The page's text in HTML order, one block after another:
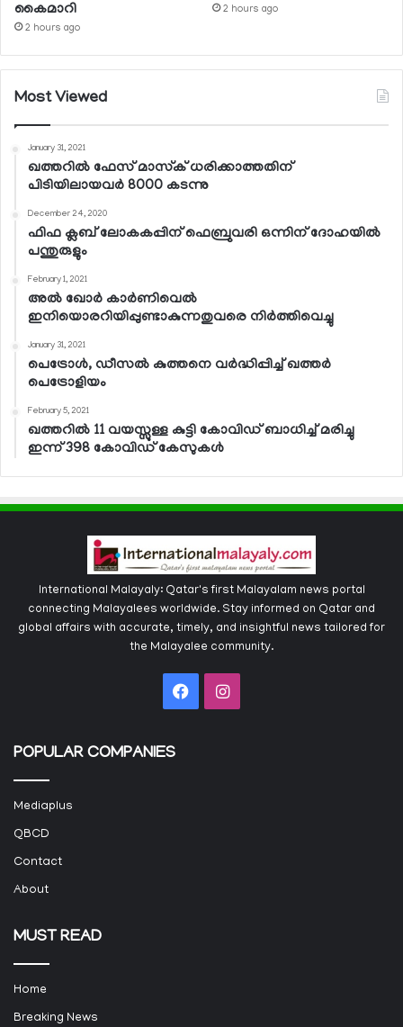
കൈമാറി
2 hours ago
2 hours ago
Most Viewed
January 31, 2021
ഖത്തറില്‍ ഫേസ് മാസ്‌ക് ധരിക്കാത്തതിന്
പിടിയിലായവര്‍ 8000 കടന്നു
December 24, 2020
ഫിഫ ക്ലബ് ലോകകപ്പിന് ഫെബ്രുവരി ഒന്നിന് ദോഹയില്‍
പന്തുരുളും
February 1, 2021
അല്‍ ഖോര്‍ കാര്‍ണിവെല്‍
ഇനിയൊരറിയിപ്പുണ്ടാകുന്നതുവരെ നിര്‍ത്തിവെച്ചു
January 31, 2021
പെട്രോള്‍, ഡീസല്‍ കുത്തനെ വര്‍ദ്ധിപ്പിച്ച് ഖത്തര്‍
പെട്രോളിയം
February 5, 2021
ഖത്തറില്‍ 11 വയസ്സുള്ള കുട്ടി കോവിഡ് ബാധിച്ച് മരിച്ചു
ഇന്ന് 398 കോവിഡ് കേസുകള്‍
International Malayaly: Qatar's first Malayalam news portal
connecting Malayalees worldwide. Stay informed on Qatar and
global affairs with accurate, timely, and insightful news tailored for
the Malayalee community.
FacebookInstagram
POPULAR COMPANIES
Mediaplus
QBCD
Contact
About
MUST READ
Home
Breaking News